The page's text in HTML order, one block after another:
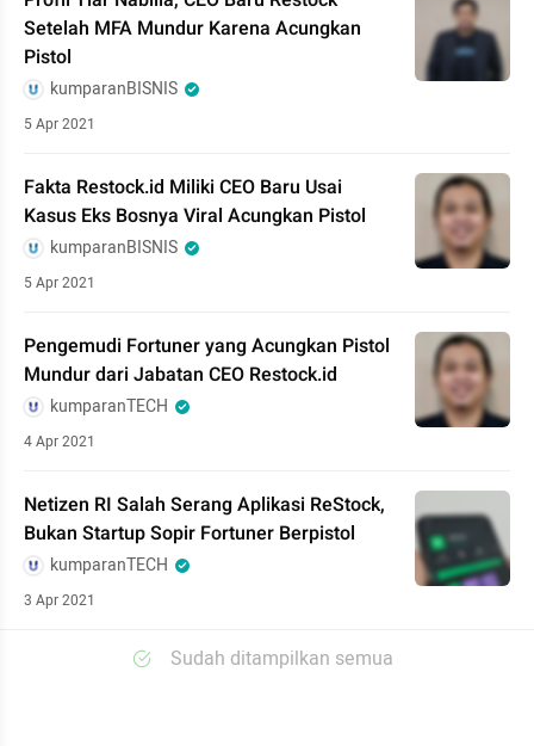
Setelah MFA Mundur Karena Acungkan
Pistol
kumparanBISNIS
5 Apr 2021
Fakta Restock.id Miliki CEO Baru Usai
Kasus Eks Bosnya Viral Acungkan Pistol
kumparanBISNIS
5 Apr 2021
Pengemudi Fortuner yang Acungkan Pistol
Mundur dari Jabatan CEO Restock.id
kumparanTECH
4 Apr 2021
Netizen RI Salah Serang Aplikasi ReStock,
Bukan Startup Sopir Fortuner Berpistol
kumparanTECH
3 Apr 2021
Sudah ditampilkan semua